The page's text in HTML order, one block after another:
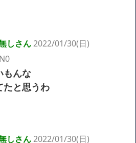
しさん2022/01/30(日)
もんな
たと思うわ
しさん2022/01/30(日)